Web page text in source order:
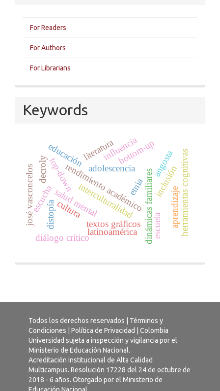
For Readers
For Authors
For Librarians
Keywords
adolescencia
dinámicas familiares
rendimiento académico
salud mental
escucha
bottom-up
top-down
textos gráficos
latinoamérica
educación
inclusión
interculturalidad
escuela
cultura
etnia herramientas cognitivas
diálogo crítico
literatura
josé vasconcelos aprendizaje
decroly angosta
distopía
influencia
Todos los derechos reservados | Términos y
Condiciones
Política de Privacidad | Colombia
Universidad sujeta a inspección y vigilancia por el
Ministerio de Educación Nacional.
Acreditación Institucional de Alta Calidad
Multicampus. Resolución 17228 del 24 de octubre de
2018 - 6 años. Otorgado por el Ministerio de